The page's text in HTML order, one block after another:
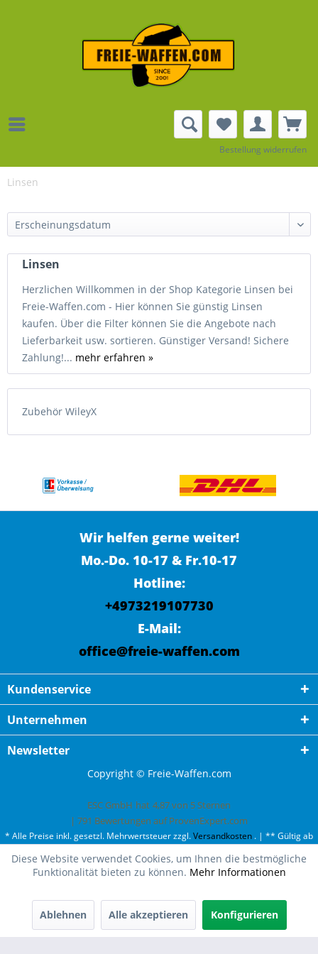
Bestellung widerrufen
Linsen
Linsen
Herzlichen Willkommen in der Shop Kategorie Linsen bei
Freie-Waffen.com - Hier können Sie günstig Linsen
kaufen. Über die Filter können Sie die Angebote nach
Lieferbarkeit usw. sortieren. Günstiger Versand! Sichere
Zahlung!... mehr erfahren »
Zubehör WileyX
Wir helfen gerne weiter!
Mo.-Do. 10-17 & Fr.10-17
Hotline:
+4973219107730
E-Mail:
office@freie-waffen.com
Kundenservice
Unternehmen
Newsletter
Copyright © Freie-Waffen.com
ESC GmbH hat 4,87von 5Sternen
| 791 Bewertungen auf ProvenExpert.com
* Alle Preise inkl. gesetzl. Mehrwertsteuer zzgl.Versandkosten . | ** Gültig ab
50¤ Bestellwert und einmal pro Kunde. | *** Innerhalb Deutschland,
ausgenommen Gefahrgut. Weitere Ländern finden Sie unterVersandkosten
Diese Website verwendet Cookies, um Ihnen die bestmögliche
Funktionalität bieten zu können. Mehr Informationen
Ablehnen Alle akzeptieren Konfigurieren